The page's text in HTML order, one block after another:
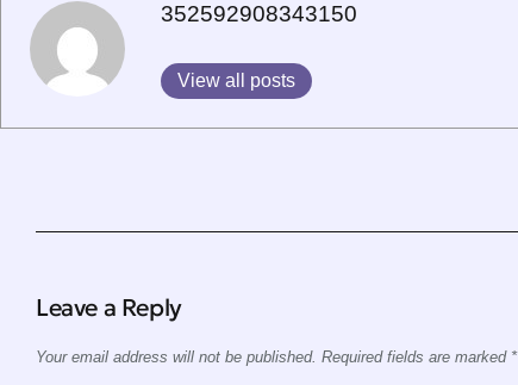
352592908343150
View all posts
Leave a Reply
Your email address will not be published. Required fields are marked *